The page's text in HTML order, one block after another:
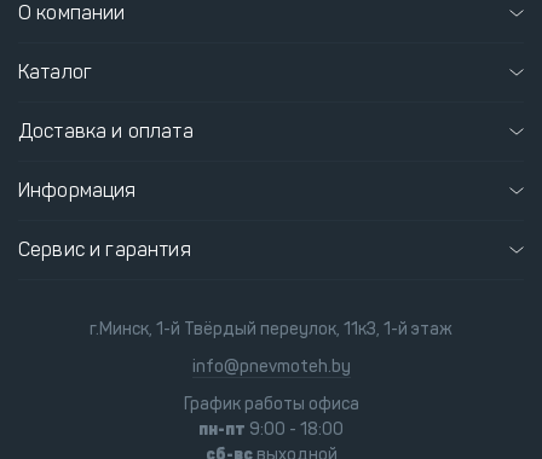
О компании
Каталог
Доставка и оплата
Информация
Сервис и гарантия
г.Минск, 1-й Твёрдый переулок, 11к3, 1-й этаж
info@pnevmoteh.by
График работы офиса
пн-пт 9:00 - 18:00